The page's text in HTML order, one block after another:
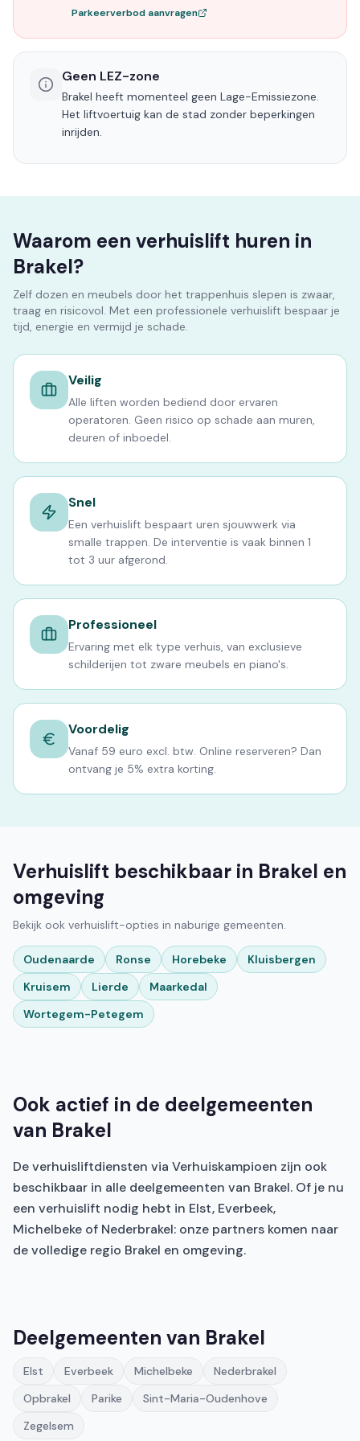
Parkeerverbod aanvragen
Geen LEZ-zone
Brakel heeft momenteel geen Lage-Emissiezone.
Het liftvoertuig kan de stad zonder beperkingen
inrijden.
Waarom een verhuislift huren in
Brakel?
Zelf dozen en meubels door het trappenhuis slepen is zwaar,
traag en risicovol. Met een professionele verhuislift bespaar je
tijd, energie en vermijd je schade.
Veilig
Alle liften worden bediend door ervaren
operatoren. Geen risico op schade aan muren,
deuren of inboedel.
Snel
Een verhuislift bespaart uren sjouwwerk via
smalle trappen. De interventie is vaak binnen 1
tot 3 uur afgerond.
Professioneel
Ervaring met elk type verhuis, van exclusieve
schilderijen tot zware meubels en piano's.
Voordelig
Vanaf 59 euro excl. btw. Online reserveren? Dan
ontvang je 5% extra korting.
Verhuislift beschikbaar in Brakel en
omgeving
Bekijk ook verhuislift-opties in naburige gemeenten.
Oudenaarde Ronse Horebeke
Kluisbergen
Kruisem
Lierde
Maarkedal
Wortegem-Petegem
Ook actief in de deelgemeenten
van Brakel
De verhuisliftdiensten via Verhuiskampioen zijn ook
beschikbaar in alle deelgemeenten van Brakel. Of je nu
een verhuislift nodig hebt in Elst, Everbeek,
Michelbeke of Nederbrakel: onze partners komen naar
de volledige regio Brakel en omgeving.
Deelgemeenten van Brakel
Elst Everbeek Michelbeke
Nederbrakel
Opbrakel
Parike
Sint-Maria-Oudenhove
Zegelsem